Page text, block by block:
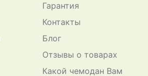
Гарантия
Контакты
Блог
Отзывы о товарах
Какой чемодан Вам